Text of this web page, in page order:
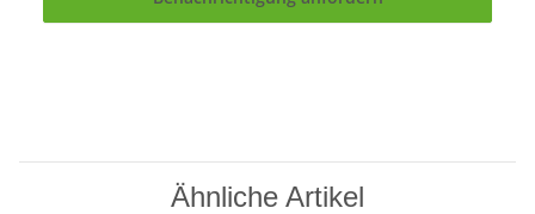
Ähnliche Artikel